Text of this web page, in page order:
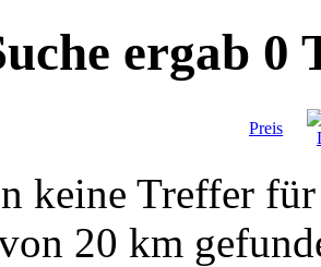
ergab 0
Preis
keine Treffer
20 km